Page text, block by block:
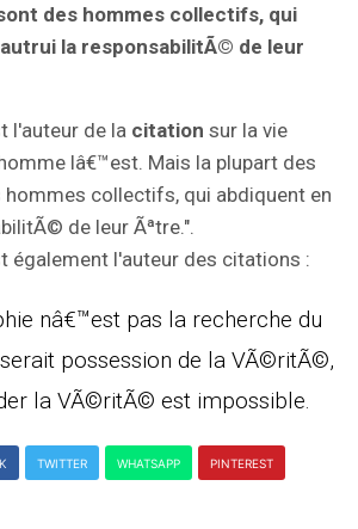
des hommes collectifs, qui
la responsabilitÃ© de leur
l'auteur de la citation sur la vie
lâ€™est. Mais la plupart des
collectifs, qui abdiquent en
de leur Ãªtre.".
également l'auteur des citations :
nâ€™est pas la recherche du
possession de la VÃ©ritÃ©,
la VÃ©ritÃ© est impossible.
TWITTER WHATSAPP PINTEREST